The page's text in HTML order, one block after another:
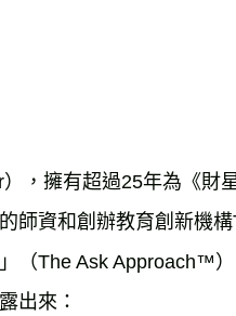
，擁有超過25年為《財
師資和創辦教育創新機
（The Ask Approach™
出來：